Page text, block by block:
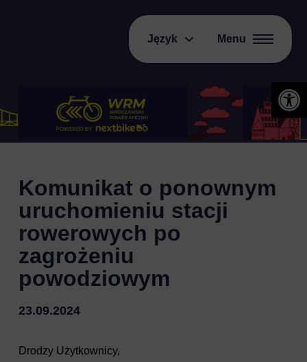
Język Menu
Komunikat o ponownym
uruchomieniu stacji
rowerowych po
zagrożeniu
powodziowym
23.09.2024
Drodzy Użytkownicy,